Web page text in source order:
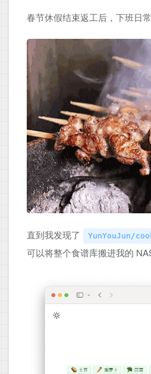
春节休假结束返工后，下班日
直到我发现了 YunYouJun/
可以将整个食谱库搬进我的